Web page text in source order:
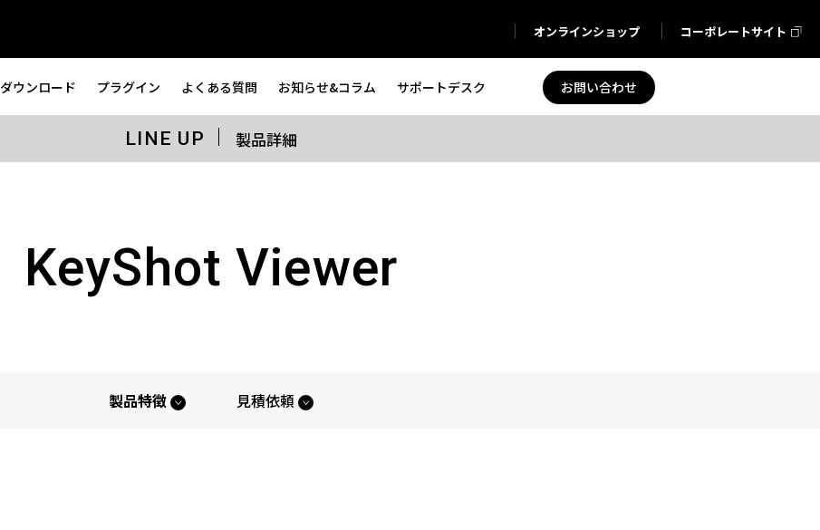
オンラインショップ コーポレートサイト
ダウンロード プラグイン よくある質問 お知らせ&コラム サポートデスク お問い合わせ
LINE UP 製品詳細
KeyShot Viewer
製品特徴 見積依頼